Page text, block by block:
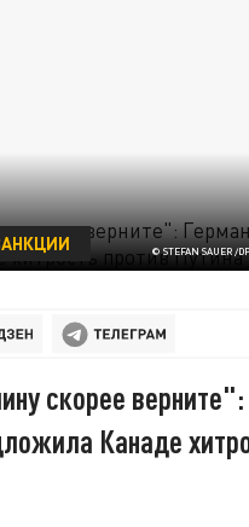
© STEFAN SAUER /
скорее верните":
Канаде